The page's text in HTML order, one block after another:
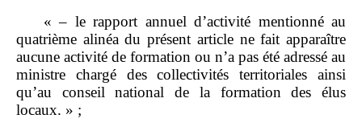
« – le rapport annuel d’activité mentionné au
quatrième alinéa du présent article ne fait apparaître
aucune activité de formation ou n’a pas été adressé au
ministre chargé des collectivités territoriales ainsi
qu’au conseil national de la formation des élus
locaux. » ;